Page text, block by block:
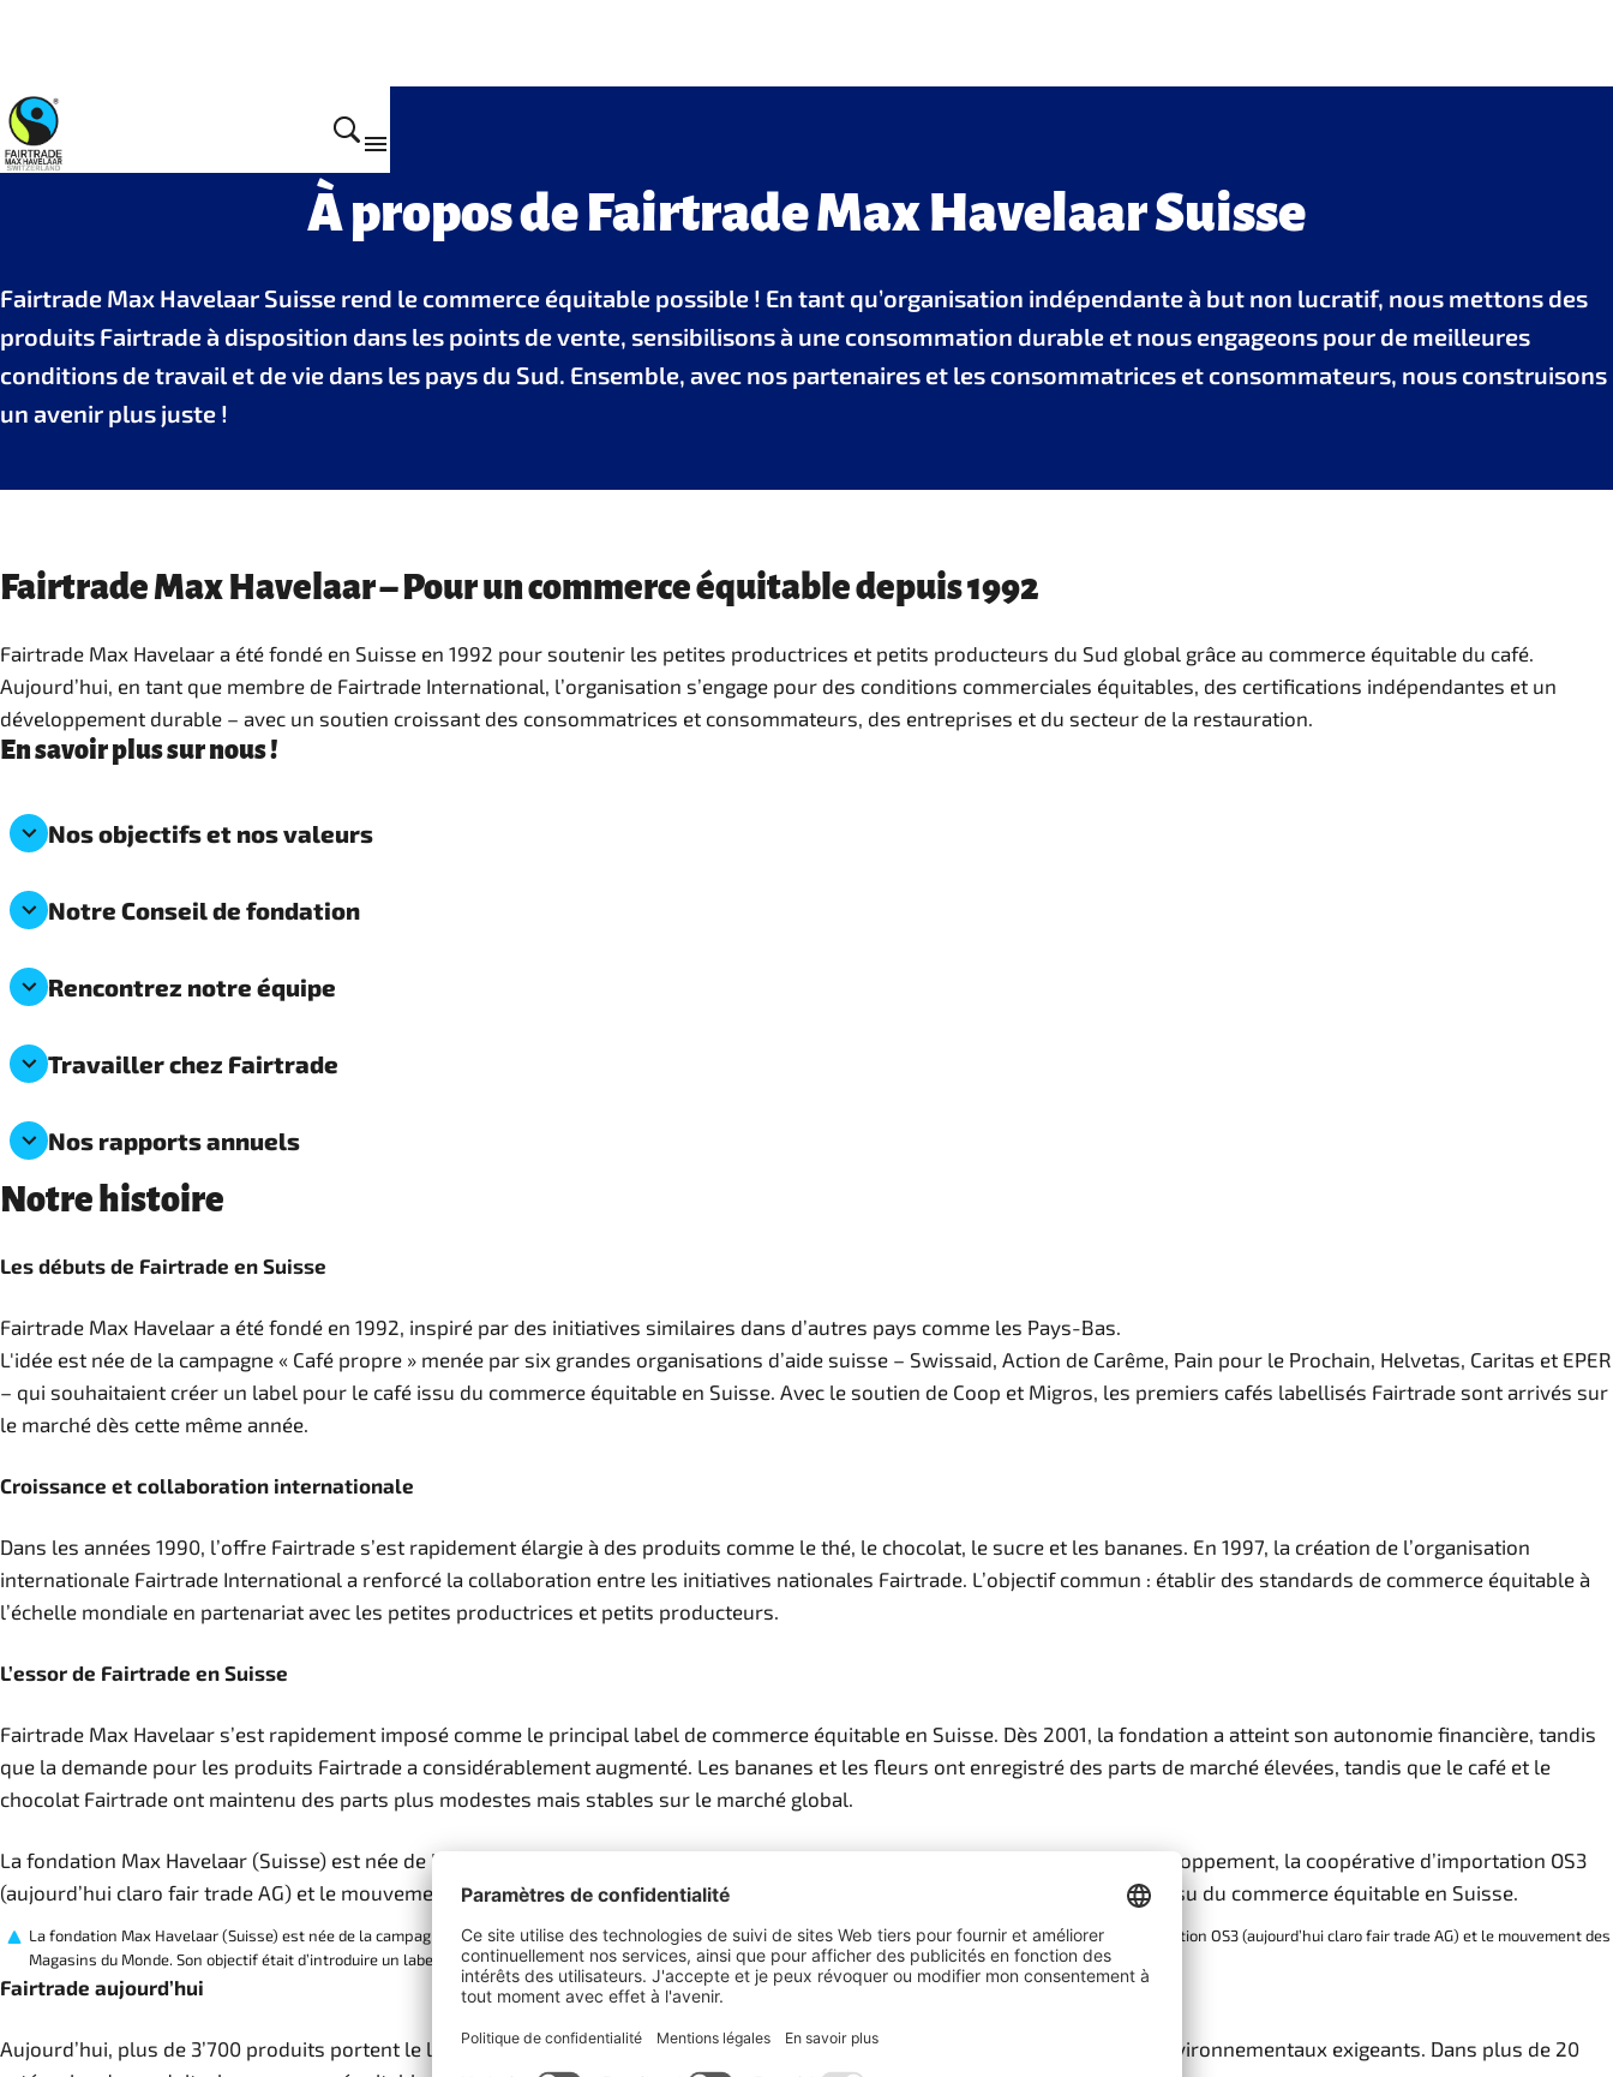
À propos de Fairtrade Max Havelaar Suisse
Fairtrade Max Havelaar Suisse rend le commerce équitable possible ! En tant qu’organisation indépendante à but non lucratif, nous mettons des
produits Fairtrade à disposition dans les points de vente, sensibilisons à une consommation durable et nous engageons pour de meilleures
conditions de travail et de vie dans les pays du Sud. Ensemble, avec nos partenaires et les consommatrices et consommateurs, nous construisons
un avenir plus juste !
Fairtrade Max Havelaar – Pour un commerce équitable depuis 1992
Fairtrade Max Havelaar a été fondé en Suisse en 1992 pour soutenir les petites productrices et petits producteurs du Sud global grâce au commerce équitable du café.
Aujourd’hui, en tant que membre de Fairtrade International, l’organisation s’engage pour des conditions commerciales équitables, des certifications indépendantes et un
développement durable – avec un soutien croissant des consommatrices et consommateurs, des entreprises et du secteur de la restauration.
En savoir plus sur nous !
Nos objectifs et nos valeurs
Notre Conseil de fondation
Rencontrez notre équipe
Travailler chez Fairtrade
Nos rapports annuels
Notre histoire
Les débuts de Fairtrade en Suisse
Fairtrade Max Havelaar a été fondé en 1992, inspiré par des initiatives similaires dans d’autres pays comme les Pays-Bas.
L'idée est née de la campagne « Café propre » menée par six grandes organisations d’aide suisse – Swissaid, Action de Carême, Pain pour le Prochain, Helvetas, Caritas et EPER
– qui souhaitaient créer un label pour le café issu du commerce équitable en Suisse. Avec le soutien de Coop et Migros, les premiers cafés labellisés Fairtrade sont arrivés sur
le marché dès cette même année.
Croissance et collaboration internationale
Dans les années 1990, l’offre Fairtrade s’est rapidement élargie à des produits comme le thé, le chocolat, le sucre et les bananes. En 1997, la création de l’organisation
internationale Fairtrade International a renforcé la collaboration entre les initiatives nationales Fairtrade. L’objectif commun : établir des standards de commerce équitable à
l’échelle mondiale en partenariat avec les petites productrices et petits producteurs.
L’essor de Fairtrade en Suisse
Fairtrade Max Havelaar s’est rapidement imposé comme le principal label de commerce équitable en Suisse. Dès 2001, la fondation a atteint son autonomie financière, tandis
que la demande pour les produits Fairtrade a considérablement augmenté. Les bananes et les fleurs ont enregistré des parts de marché élevées, tandis que le café et le
chocolat Fairtrade ont maintenu des parts plus modestes mais stables sur le marché global.
La fondation Max Havelaar (Suisse) est née de la campagne « Café propre » menée par six grandes organisations d’aide au développement, la coopérative d’importation OS3
(aujourd’hui claro fair trade AG) et le mouvement des Magasins du Monde. Son objectif était d’introduire un label pour le café issu du commerce équitable en Suisse.
La fondation Max Havelaar (Suisse) est née de la campagne « Café propre » menée par six grandes organisations d’aide au développement, la coopérative d’importation OS3 (aujourd’hui claro fair trade AG) et le mouvement des
Magasins du Monde. Son objectif était d’introduire un label pour le café issu du commerce équitable en Suisse.
Fairtrade aujourd’hui
Aujourd’hui, plus de 3’700 produits portent le label Fairtrade en Suisse, répondant à des standards sociaux, économiques et environnementaux exigeants. Dans plus de 20